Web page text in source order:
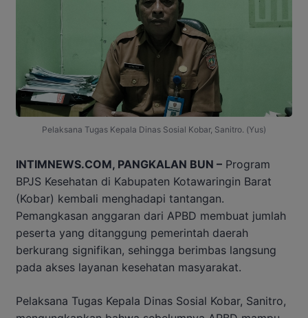
Pelaksana Tugas Kepala Dinas Sosial Kobar, Sanitro. (Yus)
INTIMNEWS.COM, PANGKALAN BUN – Program
BPJS Kesehatan di Kabupaten Kotawaringin Barat
(Kobar) kembali menghadapi tantangan.
Pemangkasan anggaran dari APBD membuat jumlah
peserta yang ditanggung pemerintah daerah
berkurang signifikan, sehingga berimbas langsung
pada akses layanan kesehatan masyarakat.
Pelaksana Tugas Kepala Dinas Sosial Kobar, Sanitro,